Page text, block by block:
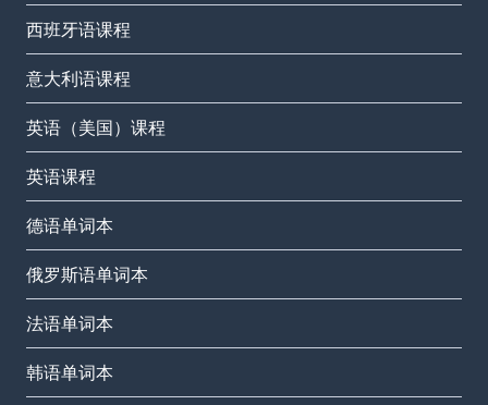
西班牙语课程
意大利语课程
英语（美国）课程
英语课程
德语单词本
俄罗斯语单词本
法语单词本
韩语单词本